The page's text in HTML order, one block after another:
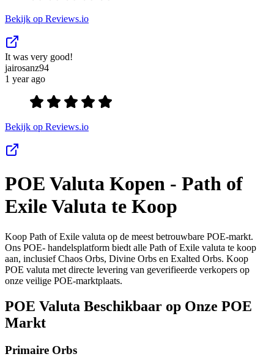
Bekijk op Reviews.io
It was very good!
jairosanz94
1 year ago
Bekijk op Reviews.io
POE Valuta Kopen - Path of
Exile Valuta te Koop
Koop Path of Exile valuta op de meest betrouwbare POE-markt.
Ons POE- handelsplatform biedt alle Path of Exile valuta te koop
aan, inclusief Chaos Orbs, Divine Orbs en Exalted Orbs. Koop
POE valuta met directe levering van geverifieerde verkopers op
onze veilige POE-marktplaats.
POE Valuta Beschikbaar op Onze POE
Markt
Primaire Orbs